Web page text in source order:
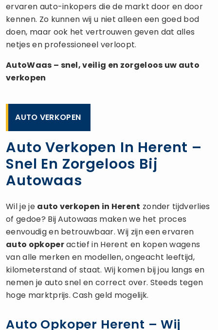
ervaren auto-inkopers die de markt door en door
kennen. Zo kunnen wij u niet alleen een goed bod
doen, maar ook het vertrouwen geven dat alles
netjes en professioneel verloopt.
AutoWaas – snel, veilig en zorgeloos uw auto
verkopen
AUTO VERKOPEN
Auto Verkopen In Herent –
Snel En Zorgeloos Bij
Autowaas
Wil je je auto verkopen in Herent zonder tijdverlies
of gedoe? Bij Autowaas maken we het proces
eenvoudig en betrouwbaar. Wij zijn een ervaren
auto opkoperactief in Herent en kopen wagens
van alle merken en modellen, ongeacht leeftijd,
kilometerstand of staat. Wij komen bij jou langs en
nemen je auto snel en correct over. Steeds tegen
hoge marktprijs. Cash geld mogelijk.
Auto Opkoper Herent – Wij